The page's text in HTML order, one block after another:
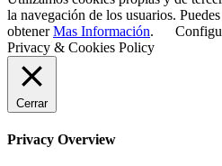
la navegación de los usuarios.
obtenerMas Información.
Privacy & Cookies Policy
Cerrar
Privacy Overview